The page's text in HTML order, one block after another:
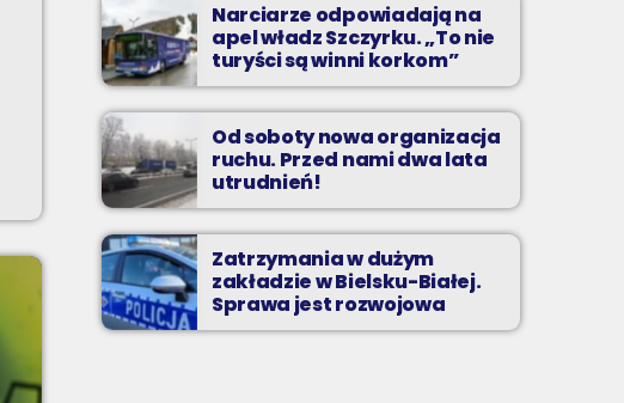
Narciarze odpowiadają na
apel władz Szczyrku. „To nie
turyści są winni korkom”
Od soboty nowa organizacja
ruchu. Przed nami dwa lata
utrudnień!
Zatrzymania w dużym
zakładzie w Bielsku-Białej.
Sprawa jest rozwojowa